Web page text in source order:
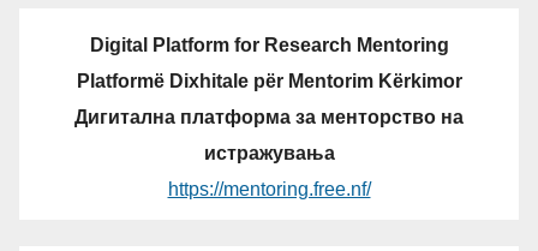
Digital Platform for Research Mentoring
Platformë Dixhitale për Mentorim Kërkimor
Дигитална платформа за менторство на
истражувања
https://mentoring.free.nf/